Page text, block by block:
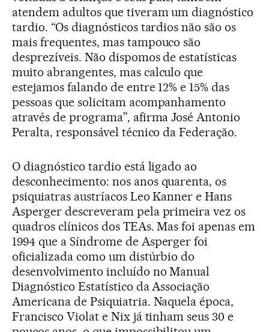
atendem adultos que tiveram um diagnóstico
tardio. “Os diagnósticos tardios não são os
mais frequentes, mas tampouco são
desprezíveis. Não dispomos de estatísticas
muito abrangentes, mas calculo que
estejamos falando de entre 12% e 15% das
pessoas que solicitam acompanhamento
através de programa”, afirma José Antonio
Peralta, responsável técnico da Federação.
O diagnóstico tardio está ligado ao
desconhecimento: nos anos quarenta, os
psiquiatras austríacos Leo Kanner e Hans
Asperger descreveram pela primeira vez os
quadros clínicos dos TEAs. Mas foi apenas em
1994 que a Síndrome de Asperger foi
oficializada como um distúrbio do
desenvolvimento incluído no Manual
Diagnóstico Estatístico da Associação
Americana de Psiquiatria. Naquela época,
Francisco Violat e Nix já tinham seus 30 e